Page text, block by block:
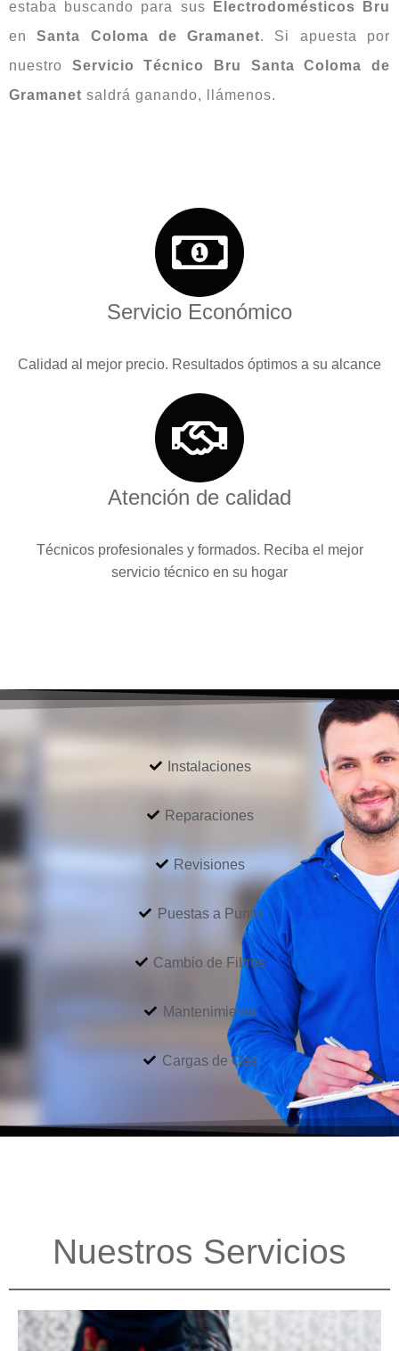
estaba buscando para sus
Electrodomésticos Bru
enSanta Coloma de Gramanet. Si apuesta por
nuestro Servicio Técnico Bru Santa Coloma de
Gramanet saldrá ganando, llámenos.
Servicio Económico
Calidad al mejor precio. Resultados óptimos a su alcance
Atención de calidad
Técnicos profesionales y formados. Reciba el mejor
servicio técnico en su hogar
Instalaciones
Reparaciones
Revisiones
Puestas a Punto
Cambio de Filtros
Mantenimiento
Cargas de Gas
Nuestros Servicios